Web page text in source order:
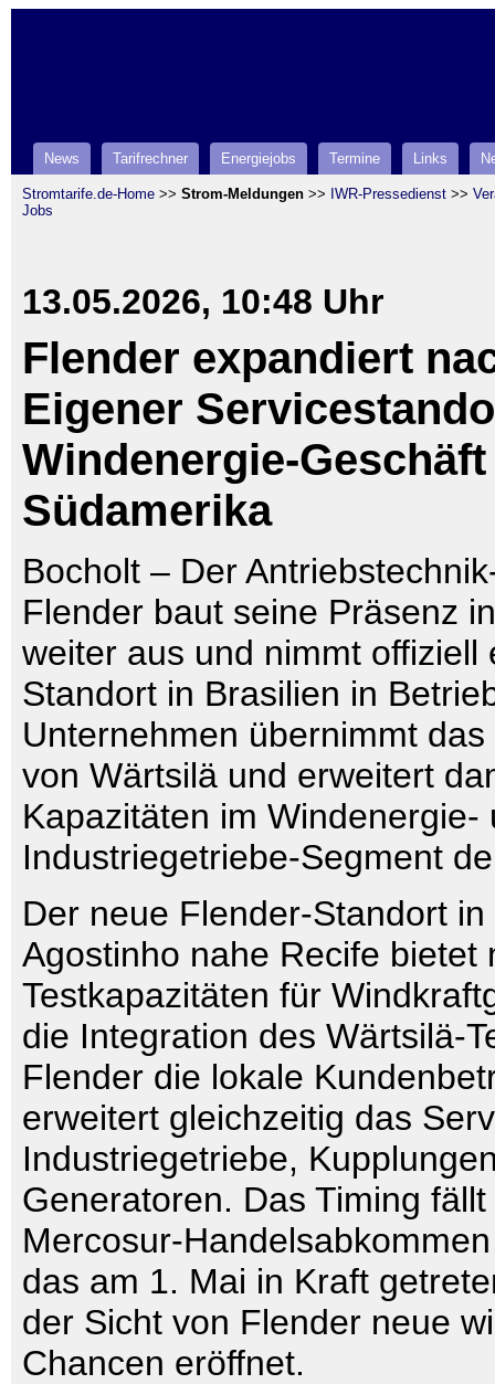
News Tarifrechner Energiejobs Termine Links
Stromtarife.de-Home >> Strom-Meldungen >> IWR-Pressedienst >>
Jobs
13.05.2026, 10:48 Uhr
Flender expandiert
Eigener
Windenergie-
Südamerika
Bocholt – Der
Flender baut seine Präsenz
weiter aus und nimmt offiziell
Standort in Brasilien in
Unternehmen übernimmt
von Wärtsilä und erweitert
Kapazitäten im Windenergie-
Industriegetriebe-Segment
Der neue Flender-Standort
Agostinho nahe Recife bietet
Testkapazitäten für
die Integration des Wärtsilä-
Flender die lokale
erweitert gleichzeitig das
Industriegetriebe,
Generatoren. Das Timing
Mercosur-
das am 1. Mai in Kraft
der Sicht von Flender neue
Chancen eröffnet.